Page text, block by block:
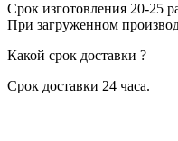
Срок изготовления 20-25
При загруженном
Какой срок доставки ?
Срок доставки 24 часа.